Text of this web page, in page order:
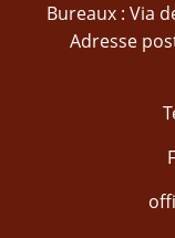
Bureaux : Via
Adresse